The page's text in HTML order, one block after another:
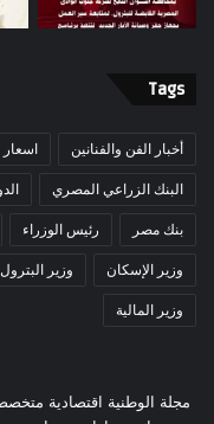
Tags
أخبار الفن والفنانين اسعار
البنك الزراعي المصري
بنك مصر رئيس الوزراء
وزير الإسكان وزير البترول
وزير المالية
مجلة الوطنية اقتصادية